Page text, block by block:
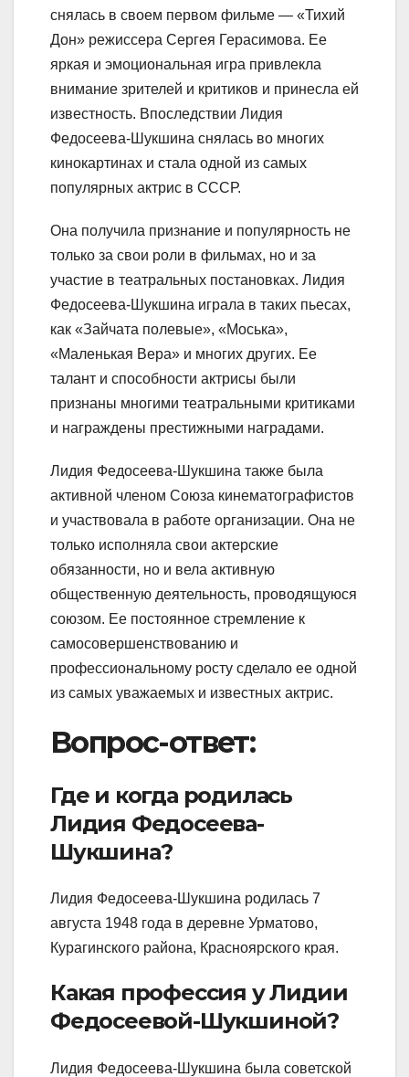
снялась в своем первом фильме — «Тихий
Дон» режиссера Сергея Герасимова. Ее
яркая и эмоциональная игра привлекла
внимание зрителей и критиков и принесла ей
известность. Впоследствии Лидия
Федосеева-Шукшина снялась во многих
кинокартинах и стала одной из самых
популярных актрис в СССР.
Она получила признание и популярность не
только за свои роли в фильмах, но и за
участие в театральных постановках. Лидия
Федосеева-Шукшина играла в таких пьесах,
как «Зайчата полевые», «Моська»,
«Маленькая Вера» и многих других. Ее
талант и способности актрисы были
признаны многими театральными критиками
и награждены престижными наградами.
Лидия Федосеева-Шукшина также была
активной членом Союза кинематографистов
и участвовала в работе организации. Она не
только исполняла свои актерские
обязанности, но и вела активную
общественную деятельность, проводящуюся
союзом. Ее постоянное стремление к
самосовершенствованию и
профессиональному росту сделало ее одной
из самых уважаемых и известных актрис.
Вопрос-ответ:
Где и когда родилась
Лидия Федосеева-
Шукшина?
Лидия Федосеева-Шукшина родилась 7
августа 1948 года в деревне Урматово,
Курагинского района, Красноярского края.
Какая профессия у Лидии
Федосеевой-Шукшиной?
Лидия Федосеева-Шукшина была советской